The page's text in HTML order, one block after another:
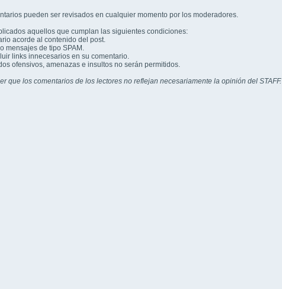
pueden ser revisados en cualquier momento por los moderadores.
aquellos que cumplan las siguientes condiciones:
acorde al contenido del post.
mensajes de tipo SPAM.
links innecesarios en su comentario.
ofensivos, amenazas e insultos no serán permitidos.
que los comentarios de los lectores no reflejan necesariamente la opinión del STAFF.